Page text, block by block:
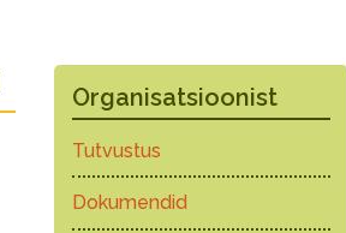
Organisatsioonist
Tutvustus
Dokumendid